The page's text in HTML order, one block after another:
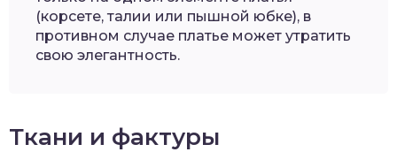
(корсете, талии или пышной юбке), в
противном случае платье может утратить
свою элегантность.
Ткани и фактуры